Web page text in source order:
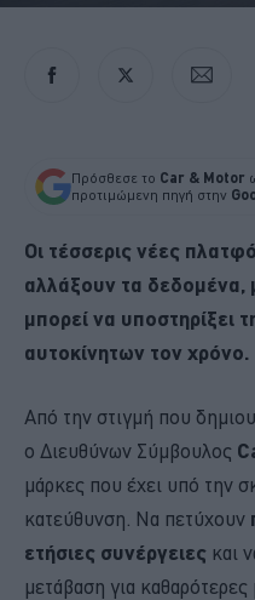
Πρόσθεσε το Car & Motor
προτιμώμενη πηγή στην
Οι τέσσερις νέες
αλλάξουν τα δεδομένα,
μπορεί να υποστηρίξει
αυτοκίνητων τον χρόνο.
Από την στιγμή που
ο Διευθύνων Σύμβουλος
μάρκες που έχει υπό την
κατεύθυνση. Να πετύχουν
ετήσιες συνέργειες και
μετάβαση για καθαρότερες